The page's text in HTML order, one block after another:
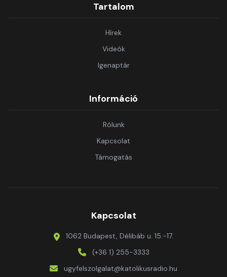
Tartalom
Hírek
Videók
Igenaptár
Információ
Rólunk
Kapcsolat
Támogatás
Kapcsolat
1062 Budapest, Délibáb u. 15.-17.
(+36 1) 255-3333
ugyfelszolgalat@katolikusradio.hu